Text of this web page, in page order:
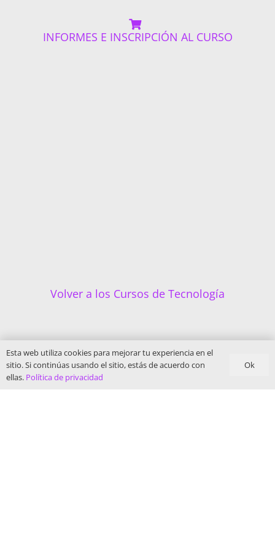
INFORMES E INSCRIPCIÓN AL CURSO
Volver a los Cursos de Tecnología
Esta web utiliza cookies para mejorar tu experiencia en el
sitio. Si continúas usando el sitio, estás de acuerdo con
ellas. Política de privacidad
Ok